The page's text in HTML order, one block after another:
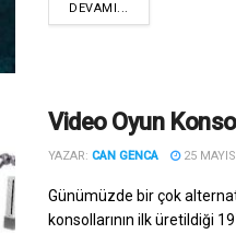
DEVAMI...
Video Oyun
YAZAR: CAN GENCA 25
Günümüzde bir çok
konsollarının ilk üretildiği